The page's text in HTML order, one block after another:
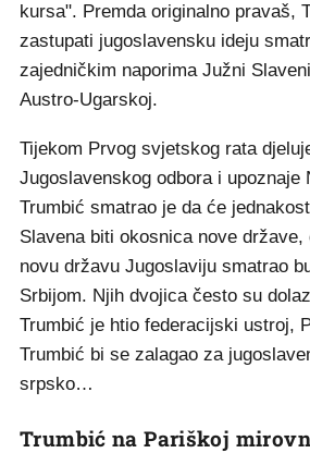
kursa". Premda originalno pravaš,
zastupati jugoslavensku ideju
zajedničkim naporima Južni
Austro-Ugarskoj.
Tijekom Prvog svjetskog rata
Jugoslavenskog odbora i upoznaje
Trumbić smatrao je da će
Slavena biti okosnica nove
novu državu Jugoslaviju smatrao
Srbijom. Njih dvojica često su
Trumbić je htio federacijski ustroj,
Trumbić bi se zalagao za
srpsko…
Trumbić na Pariškoj